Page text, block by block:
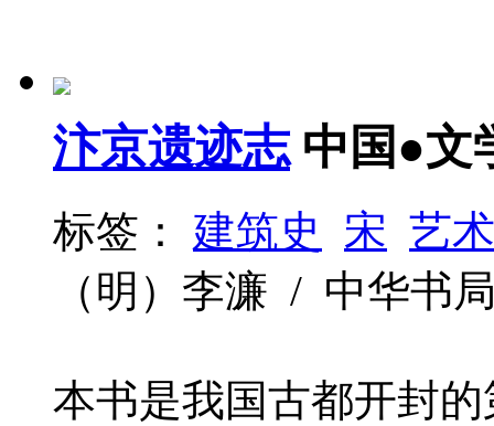
汴京遗迹志 中国●文
标签： 建筑史 宋 艺术
（明）李濂 / 中华书
本书是我国古都开封